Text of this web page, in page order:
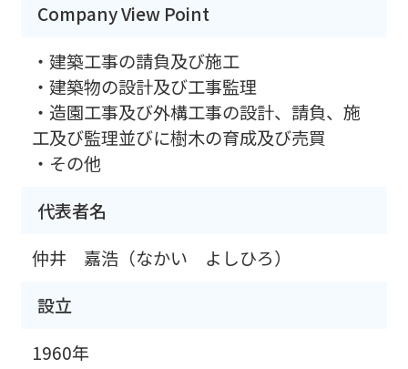
Company View Point
・建築工事の請負及び施工
・建築物の設計及び工事監理
・造園工事及び外構工事の設計、請負、施
工及び監理並びに樹木の育成及び売買
・その他
代表者名
仲井 嘉浩（なかい よしひろ）
設立
1960年